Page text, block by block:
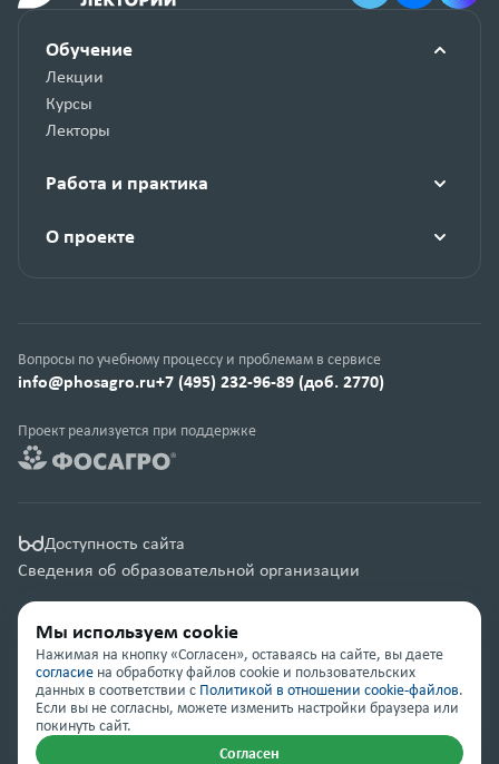
Обучение
Лекции
Курсы
Лекторы
Работа и практика
О проекте
Доступность сайта
Сведения об образовательной организации
Вопросы по учебному процессу и проблемам в сервисе
info@phosagro.ru+7 (495) 232-96-89 (доб. 2770)
Проект реализуется при поддержке
© Группа компаний «ФосАгро» 2001 — 2026
Правовая информация
Карта сайта
Мы используем cookie
Нажимая на кнопку «Согласен», оставаясь на сайте, вы даете
согласие на обработку файлов cookie и пользовательских
данных в соответствии с Политикой в отношении cookie-файлов.
Если вы не согласны, можете изменить настройки браузера или
покинуть сайт.
Согласен